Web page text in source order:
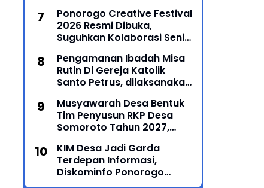
Ponorogo Creative Festival
2026 Resmi Dibuka,
Suguhkan Kolaborasi Seni
Memukau
Pengamanan Ibadah Misa
Rutin Di Gereja Katolik
Santo Petrus, dilaksanakan
Musyawarah Desa Bentuk
Tim Penyusun RKP Desa
Somoroto Tahun 2027,
Partisipatif
KIM Desa Jadi Garda
Terdepan Informasi,
Diskominfo Ponorogo